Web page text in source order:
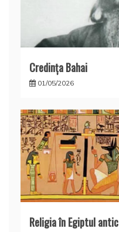
Credinţa Bahai
01/05/2026
Religia în Egiptul antic